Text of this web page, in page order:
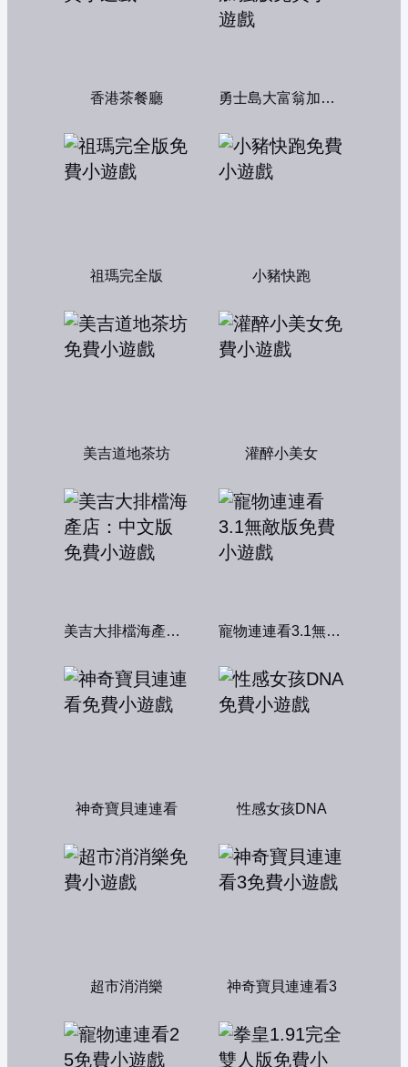
香港茶餐廳 勇士島大富翁加強版
祖瑪完全版 小豬快跑
美吉道地茶坊 灌醉小美女
美吉大排檔海產店：中文版 寵物連連看3.1無敵版
神奇寶貝連連看 性感女孩DNA
超市消消樂 神奇寶貝連連看3